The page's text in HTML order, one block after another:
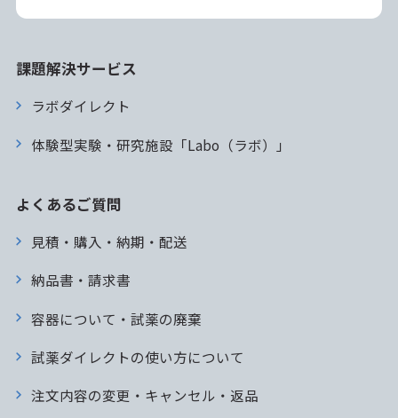
課題解決サービス
ラボダイレクト
体験型実験・研究施設「Labo（ラボ）」
よくあるご質問
見積・購入・納期・配送
納品書・請求書
容器について・試薬の廃棄
試薬ダイレクトの使い方について
注文内容の変更・キャンセル・返品